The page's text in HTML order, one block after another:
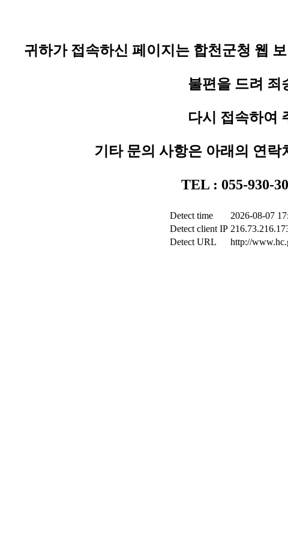
귀하가 접속하신 페이지는 합천군청 웹
불편을 드려 죄
다시 접속하여
기타 문의 사항은 아래의 연락
TEL : 055-930-
Detect time
2026-08-07
Detect client IP
Detect URL
http://